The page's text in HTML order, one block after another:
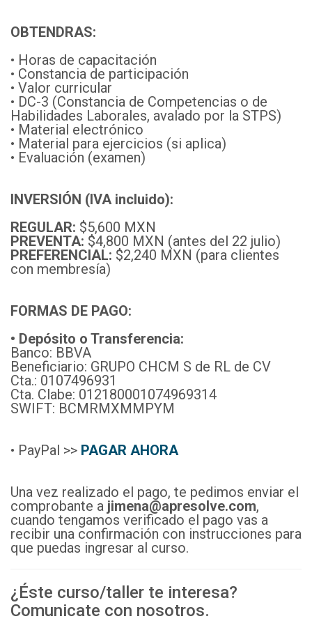
OBTENDRAS:
• Horas de capacitación
• Constancia de participación
• Valor curricular
• DC-3 (Constancia de Competencias o de
Habilidades Laborales, avalado por la STPS)
• Material electrónico
• Material para ejercicios (si aplica)
• Evaluación (examen)
INVERSIÓN (IVA incluido):
REGULAR: $5,600 MXN
PREVENTA: $4,800 MXN (antes del 22 julio)
PREFERENCIAL: $2,240 MXN (para clientes
con membresía)
FORMAS DE PAGO:
• Depósito o Transferencia:
Banco: BBVA
Beneficiario: GRUPO CHCM S de RL de CV
Cta.: 0107496931
Cta. Clabe: 012180001074969314
SWIFT: BCMRMXMMPYM
• PayPal >> PAGAR AHORA
Una vez realizado el pago, te pedimos enviar el
comprobante a jimena@apresolve.com,
cuando tengamos verificado el pago vas a
recibir una confirmación con instrucciones para
que puedas ingresar al curso.
¿Éste curso/taller te interesa?
Comunicate con nosotros.